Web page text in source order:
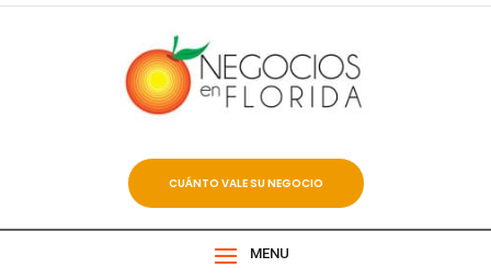
CUÁNTO VALE SU NEGOCIO
MENU